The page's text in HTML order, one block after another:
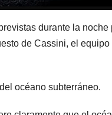
durante la
de Cassini, el
océano subterráneo.